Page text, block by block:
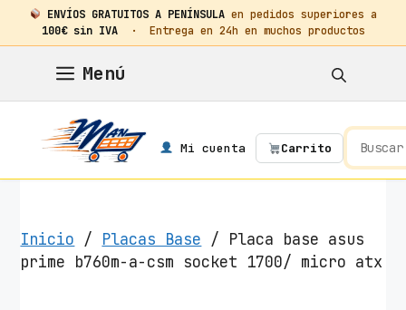
ENVÍOS GRATUITOS A PENÍNSULA en pedidos superiores a
100€ sin IVA· Entrega en 24h en muchos productos
contenido
Menú
Mi cuenta Carrito
Inicio / Placas Base / Placa base asus
prime b760m-a-csm socket 1700/ micro atx